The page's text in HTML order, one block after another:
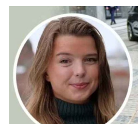
व्यापार
संपादकीय
रोजगार